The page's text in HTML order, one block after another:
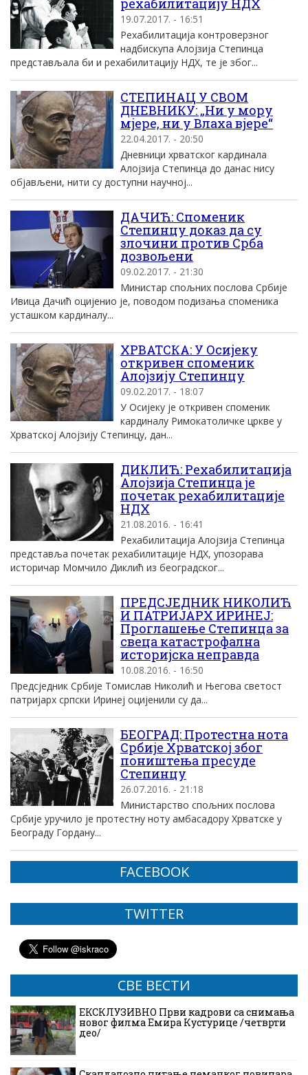
рехабилитацију НДХ
19.07.2017. - 16:51
Рехабилитација контроверзног
надбискупа Алојзија Степинца
представљала би и рехабилитацију НДХ, те је због...
СТЕПИНАЦ У СВОМ
ДНЕВНИКУ: „Ни у мору
мјере, ни у Влаха вјере“
22.04.2017. - 20:50
Дневници хрватског кардинала
Алојзија Степинца до данас нису
објављени, нити су доступни научној...
ДАЧИЋ: Споменик
Степинцу доказ да су
злочини против Срба
дозвољени
09.02.2017. - 21:30
Министар спољних послова Србије
Ивица Дачић оцијенио је, поводом подизања споменика
усташком кардиналу...
ХРВАТСКА: У Осијеку
откривен споменик
Алојзију Степинцу
09.02.2017. - 18:07
У Осијеку је откривен споменик
кардиналу Римокатоличке цркве у
Хрватској Алојзију Степинцу, дан...
ДИКЛИЋ: Рехабилитација
Алојзија Степинца је
почетак рехабилитације
НДХ
21.08.2016. - 16:41
Рехабилитациjа Aлоjзиjа Степинца
представља почетак рехабилитациjе НДХ, упозорава
историчар Mомчило Диклић из београдског...
ПРЕДСЈЕДНИК НИКОЛИЋ
И ПАТРИЈАРХ ИРИНЕЈ:
Проглашење Степинца за
свеца катастрофална
историјска неправда
10.08.2016. - 16:50
Предсједник Србије Томислав Николић и Његова светост
патријарх српски Иринеј оцијенили су да...
БЕОГРАД: Протестна нота
Србије Хрватској због
поништења пресуде
Степинцу
26.07.2016. - 21:18
Министарство спољних послова
Србије уручило је протестну ноту амбасадору Хрватске у
Београду Гордану...
FACEBOOK
TWITTER
СВЕ ВЕСТИ
ЕКСКЛУЗИВНО Први кадрови са снимања
новог филма Емира Кустурице /четврти
део/